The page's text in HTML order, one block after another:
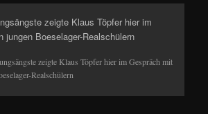
zeigte Klaus Töpfer hier im Gespräch mit
Realschülern